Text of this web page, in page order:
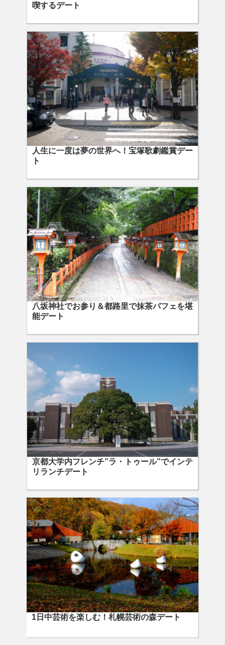
喫するデート
人生に一度は夢の世界へ！宝塚歌劇鑑賞デー
ト
八坂神社でお参り＆都路里で抹茶パフェを堪
能デート
京都大学内フレンチ”ラ・トゥール”でインテ
リランチデート
1日中芸術を楽しむ！札幌芸術の森デート